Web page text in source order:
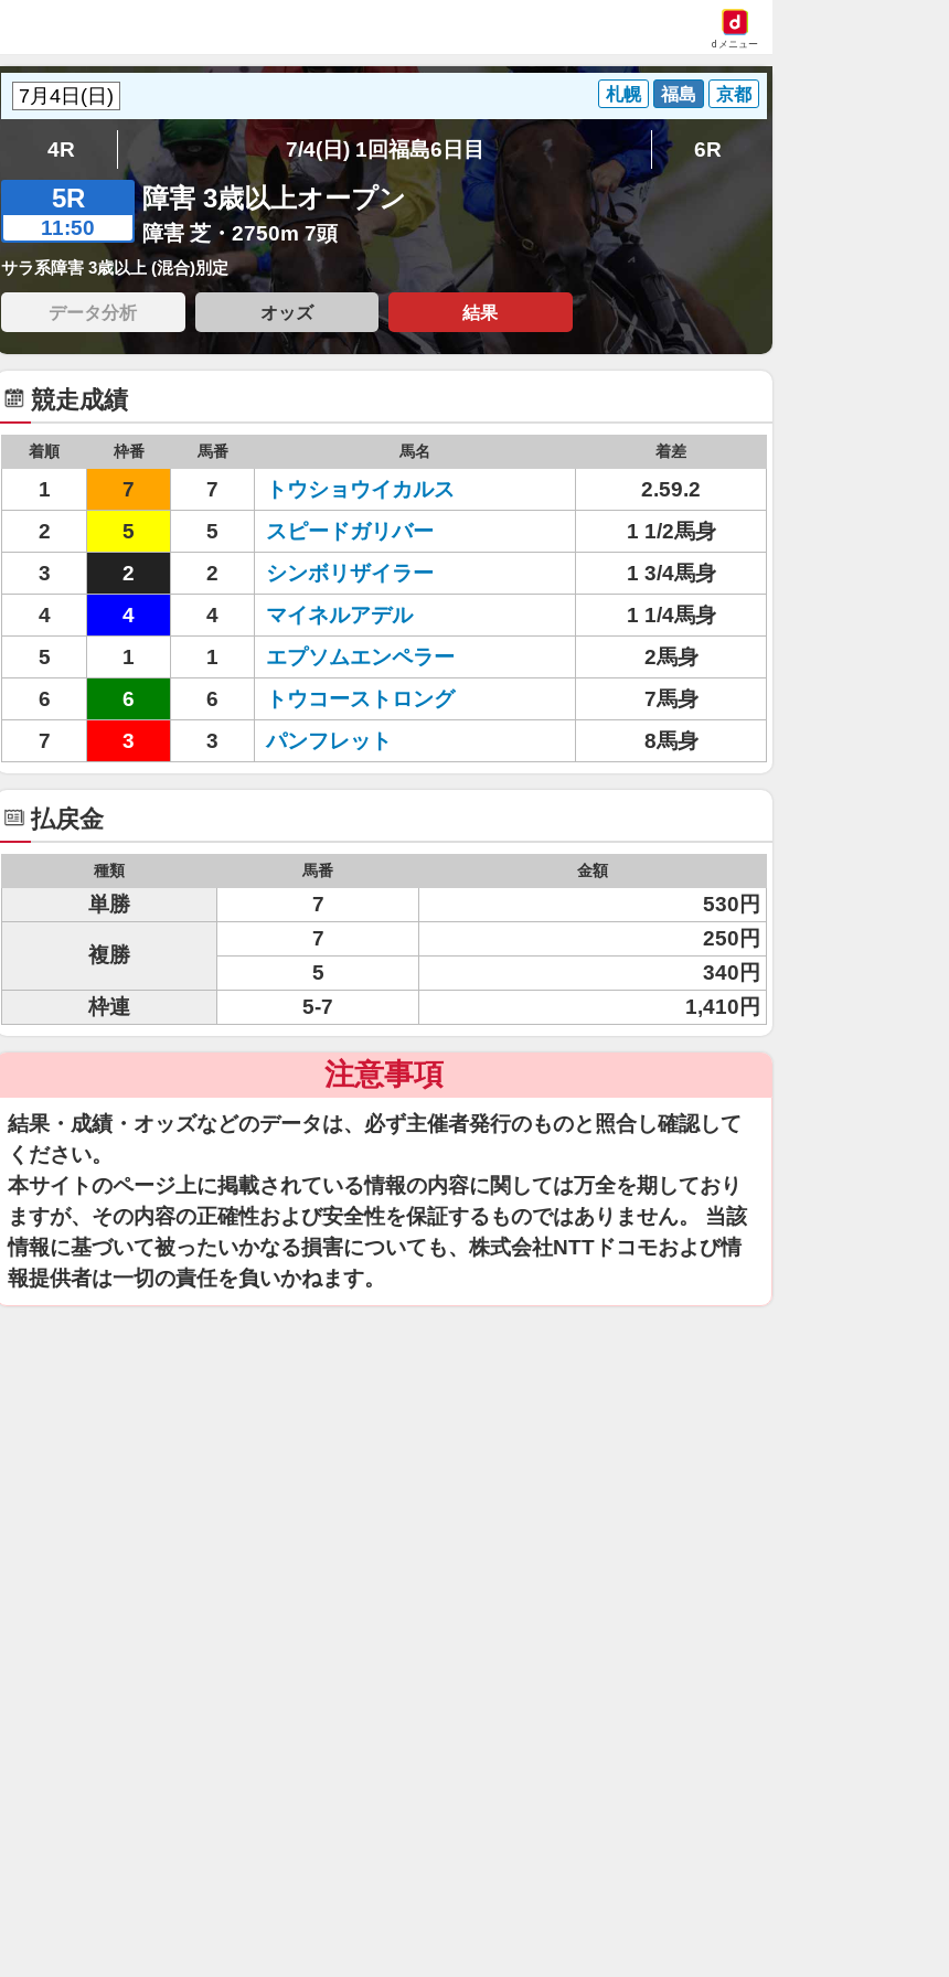
dメニュー
札幌 福島 京都
4R 7/4(日) 1回福島6日目 6R
5R
11:50
障害 3歳以上オープン
障害 芝・2750m 7頭
サラ系障害 3歳以上 (混合)別定
データ分析 オッズ 結果
競走成績
着順 枠番 馬番 馬名 着差
1 7 7 トウショウイカルス
2.59.2
2
5 5 スピードガリバー
1 1/2馬身
3
2 2 シンボリザイラー
1 3/4馬身
4
4 4 マイネルアデル
1 1/4馬身
5
1 1 エプソムエンペラー
2馬身
6
6 6 トウコーストロング
7馬身
7
3 3 パンフレット 8馬身
払戻金
種類 馬番 金額
単勝 7 530円
複勝
7
250円
5
340円
枠連
5-7 1,410円
注意事項
結果・成績・オッズなどのデータは、必ず主催者発行のものと照合し確認して
ください。
本サイトのページ上に掲載されている情報の内容に関しては万全を期しており
ますが、その内容の正確性および安全性を保証するものではありません。 当該
情報に基づいて被ったいかなる損害についても、株式会社NTTドコモおよび情
報提供者は一切の責任を負いかねます。